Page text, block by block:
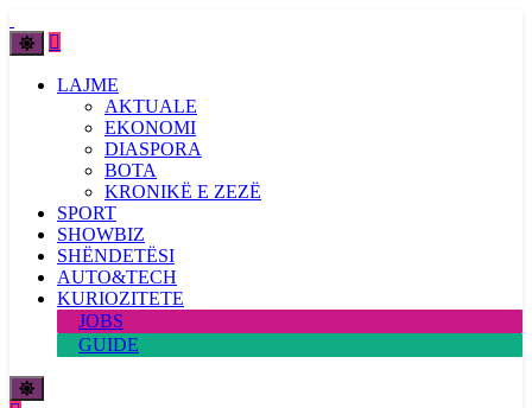
LAJME
AKTUALE
EKONOMI
DIASPORA
BOTA
KRONIKË E ZEZË
SPORT
SHOWBIZ
SHËNDETËSI
AUTO&TECH
KURIOZITETE
JOBS
GUIDE